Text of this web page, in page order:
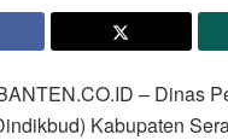
– Dinas
Kabupaten